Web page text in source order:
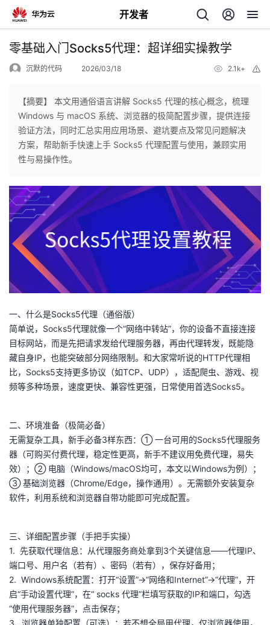
开发者
返
个
主
页
的
开
者
我
的
博
我
的
坛
我
圈
子
的
直
播
我
的
活
我
的
注
我
开
发
者
的
Programs
我
的
支
零基础入门Socks5代理：超详细实操教学
沉默的代码 2026/03/18 2.1k+
【摘要】 本文用通俗语言讲解 Socks5 代理的核心概念，梳理
Windows 与 macOS 系统、浏览器的极简配置步骤，提供连接
验证方法，同时汇总实用应用场景、避坑要点及常见问题解决
方案，帮助新手快速上手 Socks5 代理配置与使用，兼顾实用
性与易操作性。
一、什么是Socks5代理（通俗版）
简单说，Socks5代理就像一个“网络中转站”，你的设备不直接连接
目标网站，而是先把请求发给代理服务器，再由代理转发，既能隐
藏自身IP，也能突破部分网络限制。和大家常听说的HTTP代理相
比，Socks5支持更多协议（如TCP、UDP），适配爬虫、游戏、视
频等多种场景，速度更快、兼容性更强，日常使用首选Socks5。
二、环境准备（极简必备）
无需复杂工具，新手必备3样东西：① 一台可用的Socks5代理服务
器（可购买付费代理，稳定性更高，新手不建议用免费代理，易失
效）；② 电脑（Windows/macOS均可，本文以Windows为例）；
③ 基础浏览器（Chrome/Edge，操作通用）。无需额外安装复杂
软件，利用系统和浏览器自带功能即可完成配置。
三、详细配置步骤（手把手实操）
1. 先获取代理信息：从代理服务商处拿到3个关键信息——代理IP、
端口号、用户名（若有）、密码（若有），保存好备用；
2. Windows系统配置：打开“设置”→“网络和Internet”→“代理”，开
启“手动设置代理”，在“ socks 代理”栏填写获取的IP和端口，勾选
“使用代理服务器”，点击保存；
3. 浏览器单独配置（可选）：若不想全局用代理，仅浏览器使用，